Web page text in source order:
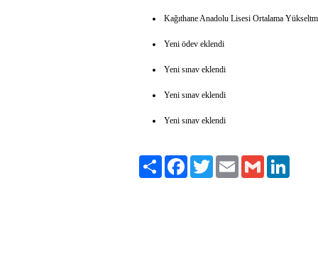
Kağıthane Anadolu Lisesi Ortalama
Yeni ödev eklendi
Yeni sınav eklendi
Yeni sınav eklendi
Yeni sınav eklendi
Paylaş FacebookTwitter Email Gmail